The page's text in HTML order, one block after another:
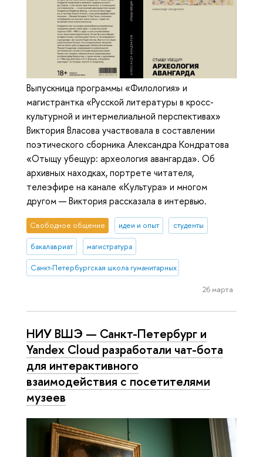
Выпускница программы «Филология» и
магистрантка «Русской литературы в кросс-
культурной и интермелиальной перспективах»
Виктория Власова участвовала в составлении
поэтического сборника Александра Кондратова
«Отыщу убещур: археология авангарда». Об
архивных находках, портрете читателя,
телеэфире на канале «Культура» и многом
другом — Виктория рассказала в интервью.
Свободное общение идеи и опыт студенты
бакалавриат магистратура
Санкт-Петербургская школа гуманитарных наук и искусств
26 марта
НИУ ВШЭ — Санкт-Петербург и
Yandex Cloud разработали чат-бота
для интерактивного
взаимодействия с посетителями
музеев